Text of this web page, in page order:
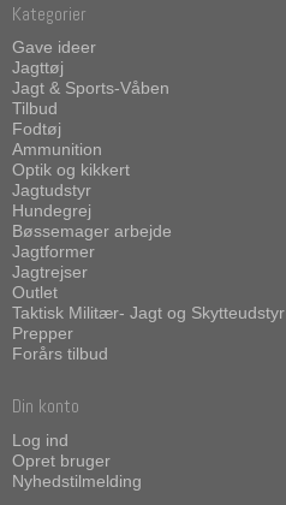
Kategorier
Gave ideer
Jagttøj
Jagt & Sports-Våben
Tilbud
Fodtøj
Ammunition
Optik og kikkert
Jagtudstyr
Hundegrej
Bøssemager arbejde
Jagtformer
Jagtrejser
Outlet
Taktisk Militær- Jagt og Skytteudstyr
Prepper
Forårs tilbud
Din konto
Log ind
Opret bruger
Nyhedstilmelding